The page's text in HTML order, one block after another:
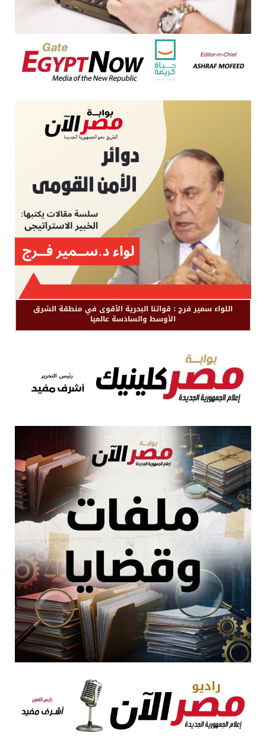
اللواء سمير فرج : قواتنا البحرية الأقوى في منطقة الشرق
الأوسط والسادسة عالميا